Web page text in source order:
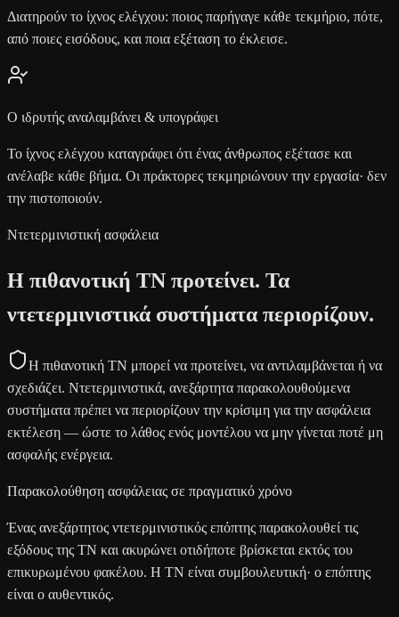
Διατηρούν το ίχνος ελέγχου: ποιος παρήγαγε κάθε τεκμήριο, πότε,
από ποιες εισόδους, και ποια εξέταση το έκλεισε.
Ο ιδρυτής αναλαμβάνει & υπογράφει
Το ίχνος ελέγχου καταγράφει ότι ένας άνθρωπος εξέτασε και
ανέλαβε κάθε βήμα. Οι πράκτορες τεκμηριώνουν την εργασία· δεν
την πιστοποιούν.
Ντετερμινιστική ασφάλεια
Η πιθανοτική ΤΝ προτείνει. Τα
ντετερμινιστικά συστήματα περιορίζουν.
Η πιθανοτική ΤΝ μπορεί να προτείνει, να αντιλαμβάνεται ή να
σχεδιάζει. Ντετερμινιστικά, ανεξάρτητα παρακολουθούμενα
συστήματα πρέπει να περιορίζουν την κρίσιμη για την ασφάλεια
εκτέλεση — ώστε το λάθος ενός μοντέλου να μην γίνεται ποτέ μη
ασφαλής ενέργεια.
Παρακολούθηση ασφάλειας σε πραγματικό χρόνο
Ένας ανεξάρτητος ντετερμινιστικός επόπτης παρακολουθεί τις
εξόδους της ΤΝ και ακυρώνει οτιδήποτε βρίσκεται εκτός του
επικυρωμένου φακέλου. Η ΤΝ είναι συμβουλευτική· ο επόπτης
είναι ο αυθεντικός.